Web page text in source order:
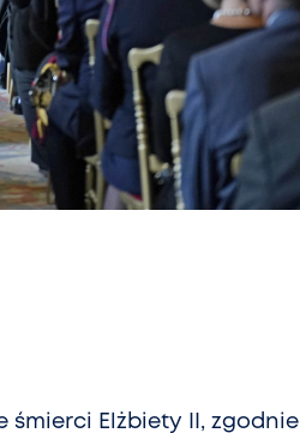
Elżbiety II, zgodnie